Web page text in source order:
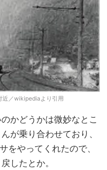
近／wikipediaより引用
かどうかは微妙なとこ
が乗り合わせており、
をやってくれたので、
したとか。